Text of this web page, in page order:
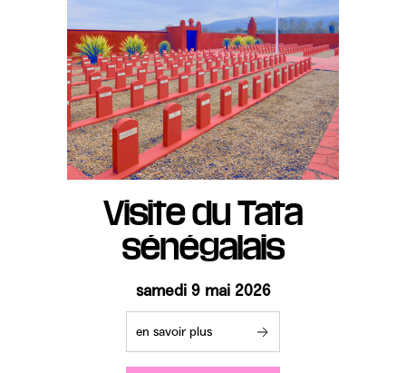
Visite du Tata
sénégalais
samedi 9 mai 2026
en savoir plus